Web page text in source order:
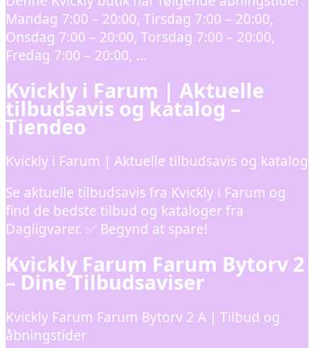
Mandag 7:00 – 20:00, Tirsdag 7:00 – 20:00,
Onsdag 7:00 – 20:00, Torsdag 7:00 – 20:00,
Fredag 7:00 – 20:00, …
Kvickly i Farum | Aktuelle
tilbudsavis og katalog –
Tiendeo
Kvickly i Farum | Aktuelle tilbudsavis og katalog
Se aktuelle tilbudsavis fra Kvickly i Farum og
find de bedste tilbud og kataloger fra
Dagligvarer. ✅ Begynd at spare!
Kvickly Farum Farum Bytorv 2
– Dine Tilbudsaviser
Kvickly Farum Farum Bytorv 2 A | Tilbud og
åbningstider